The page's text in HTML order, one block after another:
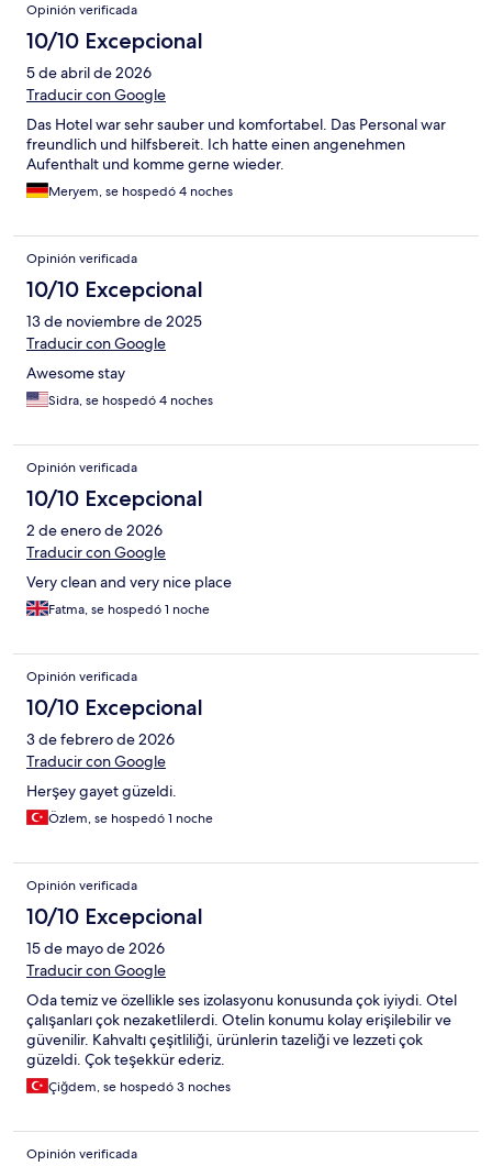
Opinión verificada
10/10 Excepcional
5 de abril de 2026
Traducir con Google
Das Hotel war sehr sauber und komfortabel. Das Personal war
freundlich und hilfsbereit. Ich hatte einen angenehmen
Aufenthalt und komme gerne wieder.
Meryem, se hospedó 4 noches
Opinión verificada
10/10 Excepcional
13 de noviembre de 2025
Traducir con Google
Awesome stay
Sidra, se hospedó 4 noches
Opinión verificada
10/10 Excepcional
2 de enero de 2026
Traducir con Google
Very clean and very nice place
Fatma, se hospedó 1 noche
Opinión verificada
10/10 Excepcional
3 de febrero de 2026
Traducir con Google
Herşey gayet güzeldi.
Özlem, se hospedó 1 noche
Opinión verificada
10/10 Excepcional
15 de mayo de 2026
Traducir con Google
Oda temiz ve özellikle ses izolasyonu konusunda çok iyiydi. Otel
çalışanları çok nezaketlilerdi. Otelin konumu kolay erişilebilir ve
güvenilir. Kahvaltı çeşitliliği, ürünlerin tazeliği ve lezzeti çok
güzeldi. Çok teşekkür ederiz.
Çiğdem, se hospedó 3 noches
Opinión verificada